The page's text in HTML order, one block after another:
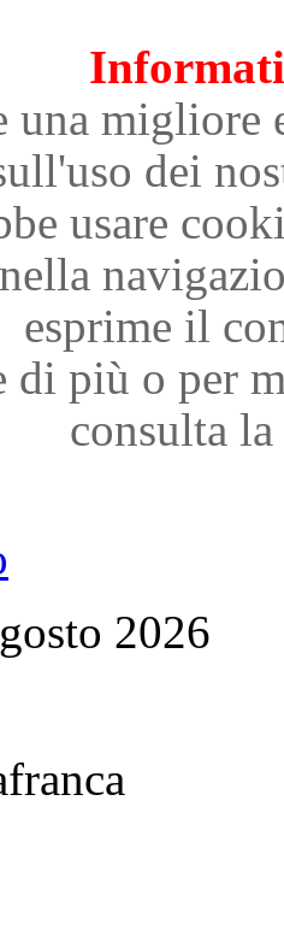
una migliore
dei
usare
esprime il
di più o per
consulta
2026